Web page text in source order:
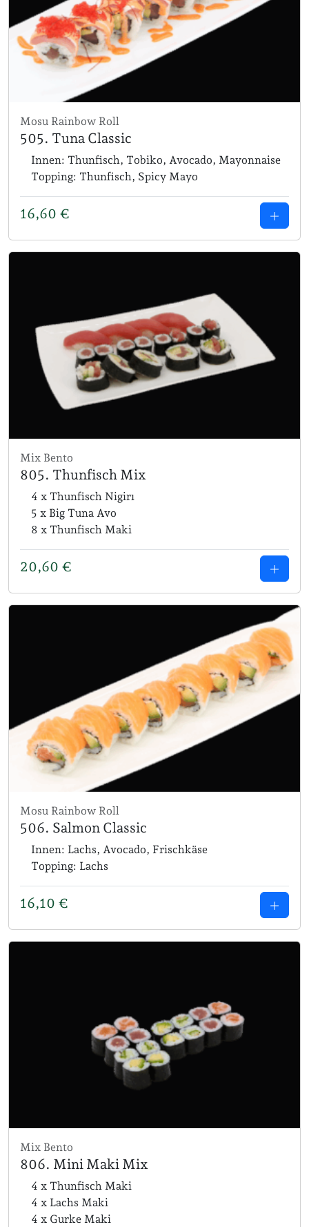
Mosu Rainbow Roll
505. Tuna Classic
Innen: Thunfisch, Tobiko, Avocado, Mayonnaise
Topping: Thunfisch, Spicy Mayo
16,60 €
Mix Bento
805. Thunfisch Mix
4 x Thunfisch Nigirı
5 x Big Tuna Avo
8 x Thunfisch Maki
20,60 €
Mosu Rainbow Roll
506. Salmon Classic
Innen: Lachs, Avocado, Frischkäse
Topping: Lachs
16,10 €
Mix Bento
806. Mini Maki Mix
4 x Thunfisch Maki
4 x Lachs Maki
4 x Gurke Maki